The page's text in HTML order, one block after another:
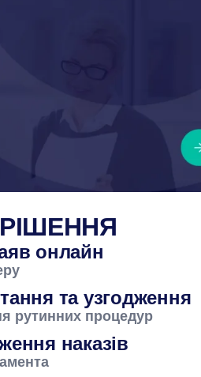
онлайн
та узгодження
рутинних процедур
наказів